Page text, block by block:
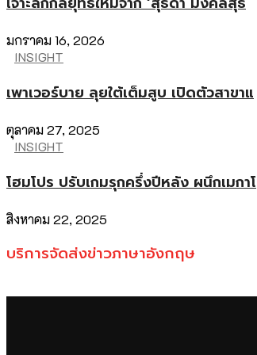
มกราคม 16, 2026
INSIGHT
เพาเวอร์บาย ลุยใต้เต็มสูบ เปิดตัวสาขาแ
ตุลาคม 27, 2025
INSIGHT
โฮมโปร ปรับเกมรุกครึ่งปีหลัง ผนึกเมกาโ
สิงหาคม 22, 2025
บริการจัดส่งข่าวภาษาอังกฤษ